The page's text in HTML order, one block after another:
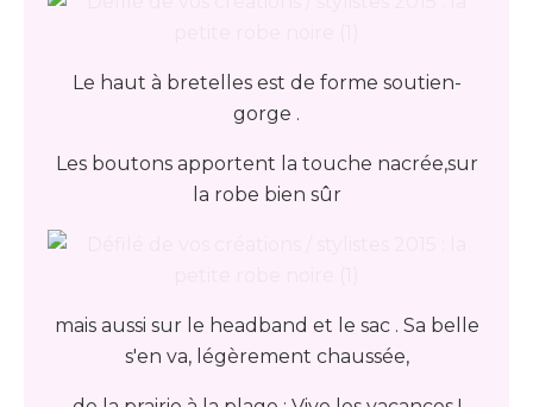
Le haut à bretelles est de forme soutien-
gorge .
Les boutons apportent la touche nacrée,sur
la robe bien sûr
mais aussi sur le headband et le sac . Sa belle
s'en va, légèrement chaussée,